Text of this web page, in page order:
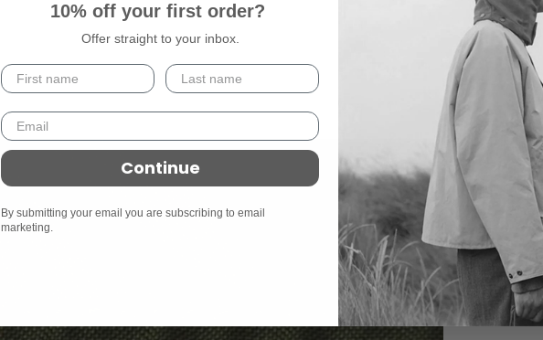
10% off your first order?
Offer straight to your inbox.
Continue
By submitting your email you are subscribing to email
marketing.